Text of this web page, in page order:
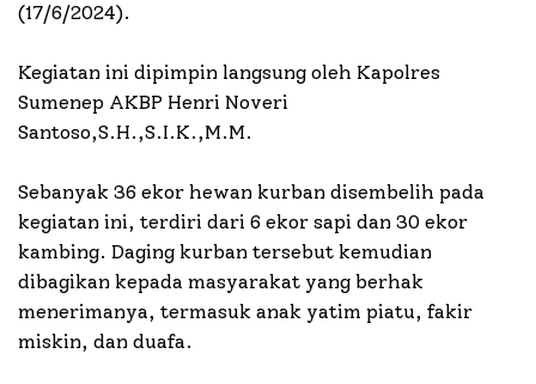
(17/6/2024).
Kegiatan ini dipimpin langsung oleh Kapolres
Sumenep AKBP Henri Noveri
Santoso,S.H.,S.I.K.,M.M.
Sebanyak 36 ekor hewan kurban disembelih pada
kegiatan ini, terdiri dari 6 ekor sapi dan 30 ekor
kambing. Daging kurban tersebut kemudian
dibagikan kepada masyarakat yang berhak
menerimanya, termasuk anak yatim piatu, fakir
miskin, dan duafa.